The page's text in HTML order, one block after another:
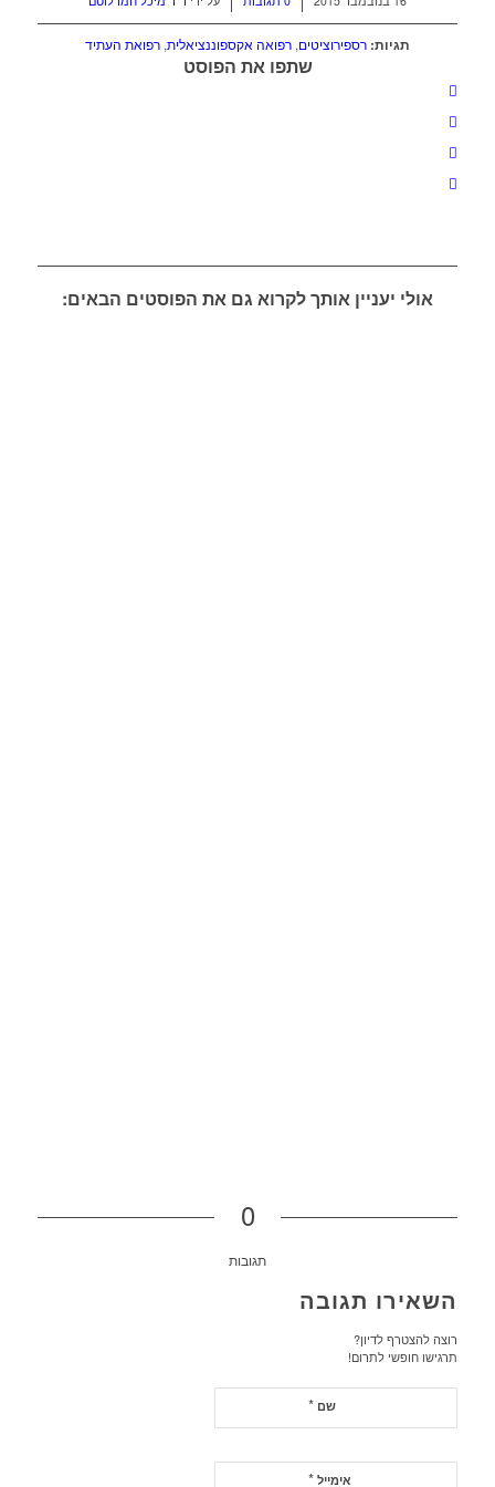
תגיות: רספירוציטים, רפואה אקספוננציאלית, רפואת העתיד
שתפו את הפוסט
אולי יעניין אותך לקרוא גם את הפוסטים הבאים:
0
תגובות
השאירו תגובה
רוצה להצטרף לדיון?
תרגישו חופשי לתרום!
שם*
אימייל*